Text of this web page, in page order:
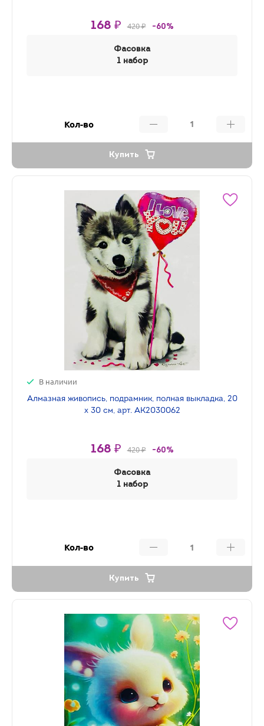
168 ₽ 420 ₽ -60%
Фасовка
1 набор
Кол-во
Купить
В наличии
Алмазная живопись, подрамник, полная выкладка, 20
х 30 см, арт. AK2030062
168 ₽ 420 ₽ -60%
Фасовка
1 набор
Кол-во
Купить